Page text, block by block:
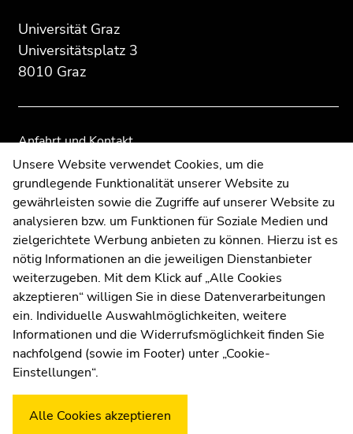
Zusatzinformationen:
Universität Graz
Universitätsplatz 3
8010 Graz
Anfahrt und Kontakt
Kommunikation und Öffentlichkeitsarbeit
Moodle
UNIGRAZonline
Impressum
Datenschutzerklärung
Cookie-Einstellungen
Barrierefreiheitserklärung
WetterstationUni Graz
Übersicht
Seitenbereiche
Übersicht
Seitenbereiche
Unsere Website verwendet Cookies, um die
grundlegende Funktionalität unserer Website zu
gewährleisten sowie die Zugriffe auf unserer Website zu
analysieren bzw. um Funktionen für Soziale Medien und
zielgerichtete Werbung anbieten zu können. Hierzu ist es
nötig Informationen an die jeweiligen Dienstanbieter
weiterzugeben. Mit dem Klick auf „Alle Cookies
akzeptieren“ willigen Sie in diese Datenverarbeitungen
ein. Individuelle Auswahlmöglichkeiten, weitere
Informationen und die Widerrufsmöglichkeit finden Sie
nachfolgend (sowie im Footer) unter „Cookie-
Einstellungen“.
Alle Cookies akzeptieren